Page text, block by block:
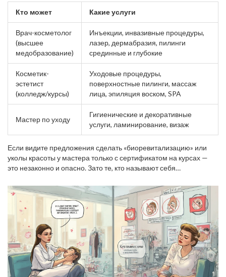
Кто может Какие услуги
Врач-косметолог
(высшее
медобразование)
Инъекции, инвазивные процедуры,
лазер, дермабразия, пилинги
срединные и глубокие
Косметик-
эстетист
(колледж/курсы)
Уходовые процедуры,
поверхностные пилинги, массаж
лица, эпиляция воском, SPA
Мастер по уходу
Гигиенические и декоративные
услуги, ламинирование, визаж
Если видите предложения сделать «биоревитализацию» или
уколы красоты у мастера только с сертификатом на курсах —
это незаконно и опасно. Зато те, кто называют себя
действуют легально и, кстати, часто работают гораздо
аккуратнее, чем некоторые «самозваные врачи».